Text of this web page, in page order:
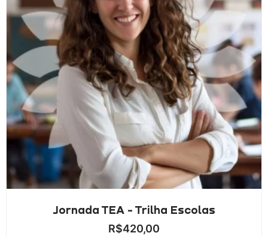
Jornada TEA - Trilha Escolas
R$420,00